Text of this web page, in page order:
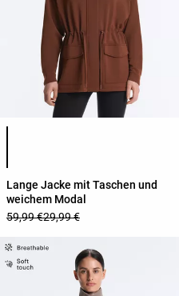
Produktfarbliste
Lange Jacke mit Taschen und
weichem Modal
59,99 €29,99 €